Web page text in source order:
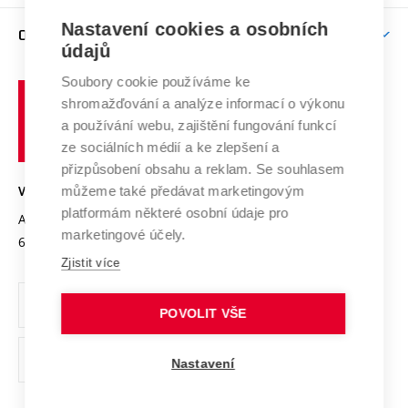
E-přihláška
Závěrečné práce
Doktorské studium
Studium bez bariér
Podpora podnikání
Mezinárodní vědecká rada
Systém zajišťování kvality výzkumu
Výzkumné infrastruktury
Transfer znalostí
Open Science
Projekty
Projekty ze strukturálních fondů
Specifický výzkum
Zahraniční spolupráce
Spolupráce se školami
Služby univerzity
Mezinárodní dohody
Univerzitní sítě
O UNIVERZITĚ
Profil univerzity
Udržitelná univerzita
Podnikavá univerzita / ContriBUTe
Bezpečná univerzita
Vyznamenání
Organizační struktura
Ochrana osobních údajů
odkaz)
učení
technické
VYSOKÉ UČENÍ TECHNICKÉ V BRNĚ
Antonínská 548/1
602 00 Brno
www.vut.cz
vut@vutbr.cz
Nastavení cookies a osobních
údajů
Soubory cookie používáme ke
shromažďování a analýze informací o výkonu
a používání webu, zajištění fungování funkcí
ze sociálních médií a ke zlepšení a
přizpůsobení obsahu a reklam. Se souhlasem
můžeme také předávat marketingovým
platformám některé osobní údaje pro
marketingové účely.
Zjistit více
POVOLIT VŠE
Nastavení